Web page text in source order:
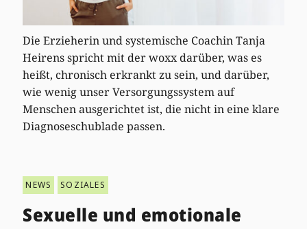
Die Erzieherin und systemische Coachin Tanja
Heirens spricht mit der woxx darüber, was es
heißt, chronisch erkrankt zu sein, und darüber,
wie wenig unser Versorgungssystem auf
Menschen ausgerichtet ist, die nicht in eine klare
Diagnoseschublade passen.
NEWS SOZIALES
Sexuelle und emotionale